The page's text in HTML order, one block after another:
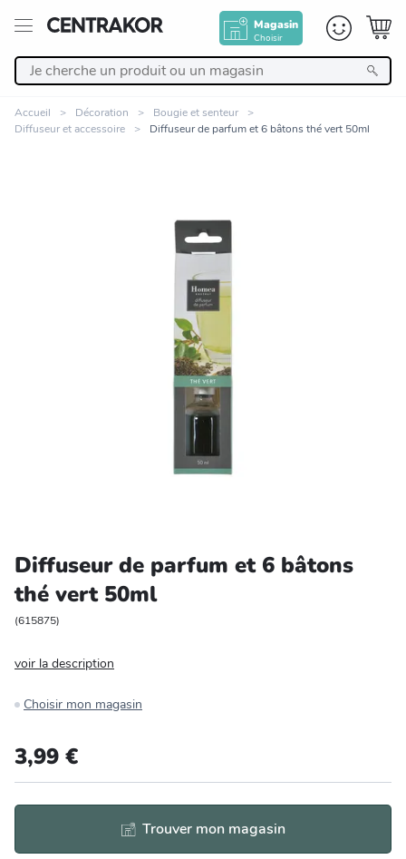
Magasin
Choisir
Linge de maison
Cuisine et art de la table
Salle de bain et beauté
Entretien et rangement
Bricolage et auto
Jardin et plein air
Accueil Décoration
Bougie et senteur
Diffuseur et accessoire
Diffuseur de parfum et 6 bâtons thé vert 50ml
Diffuseur de parfum et 6 bâtons
thé vert 50ml
(615875)
voir la description
Choisir mon magasin
3,99 €
Trouver mon magasin